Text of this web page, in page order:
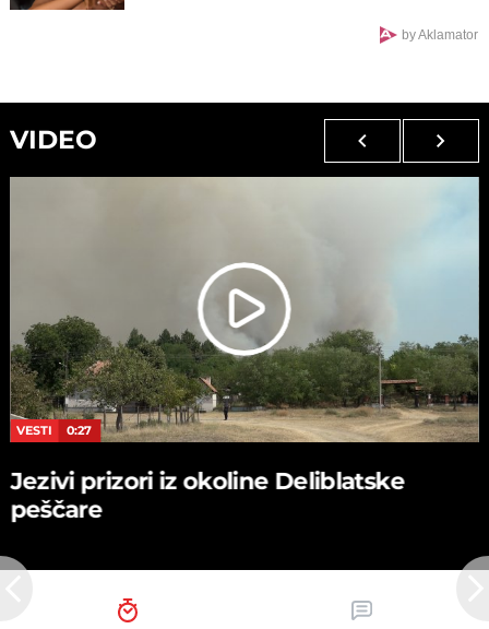
by Aklamator
VIDEO
VESTI 0:27
Jezivi prizori iz okoline Deliblatske
peščare